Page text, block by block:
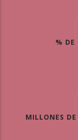
% DE
MILLONES